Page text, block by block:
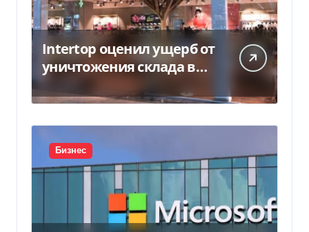
Intertop оценил ущерб от
уничтожения склада в
Бизнес